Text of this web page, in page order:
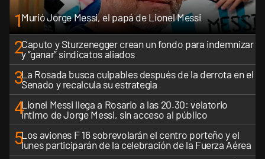
1Murió Jorge Messi, el papá de Lionel Messi
2Caputo y Sturzenegger crean un fondo para indemnizar
y “ganar” sindicatos aliados
3La Rosada busca culpables después de la derrota en el
Senado y recalcula su estrategia
4Lionel Messi llega a Rosario a las 20.30: velatorio
íntimo de Jorge Messi, sin acceso al público
5Los aviones F 16 sobrevolarán el centro porteño y el
lunes participarán de la celebración de la Fuerza Aérea